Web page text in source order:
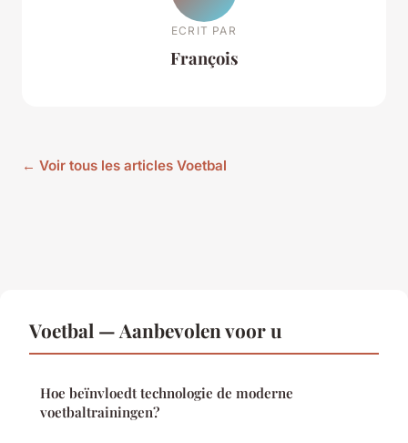
ECRIT PAR
François
← Voir tous les articles Voetbal
Voetbal — Aanbevolen voor u
Hoe beïnvloedt technologie de moderne
voetbaltrainingen?